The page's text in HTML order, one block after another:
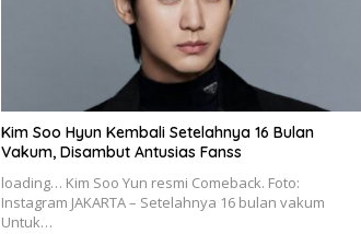
Kim Soo Hyun Kembali Setelahnya 16 Bulan
Vakum, Disambut Antusias Fanss
loading… Kim Soo Yun resmi Comeback. Foto:
Instagram JAKARTA – Setelahnya 16 bulan vakum
Untuk…